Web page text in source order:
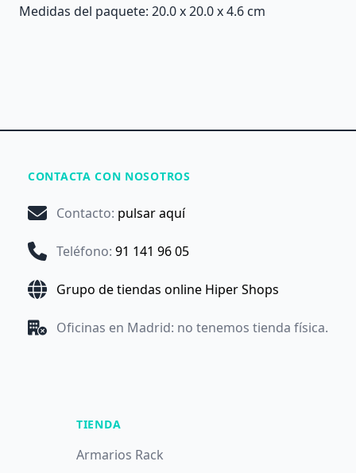
Medidas del paquete: 20.0 x 20.0 x 4.6 cm
CONTACTA CON NOSOTROS
Contacto: pulsar aquí
Teléfono: 91 141 96 05
Grupo de tiendas online Hiper Shops
Oficinas en Madrid: no tenemos tienda física.
TIENDA
Armarios Rack